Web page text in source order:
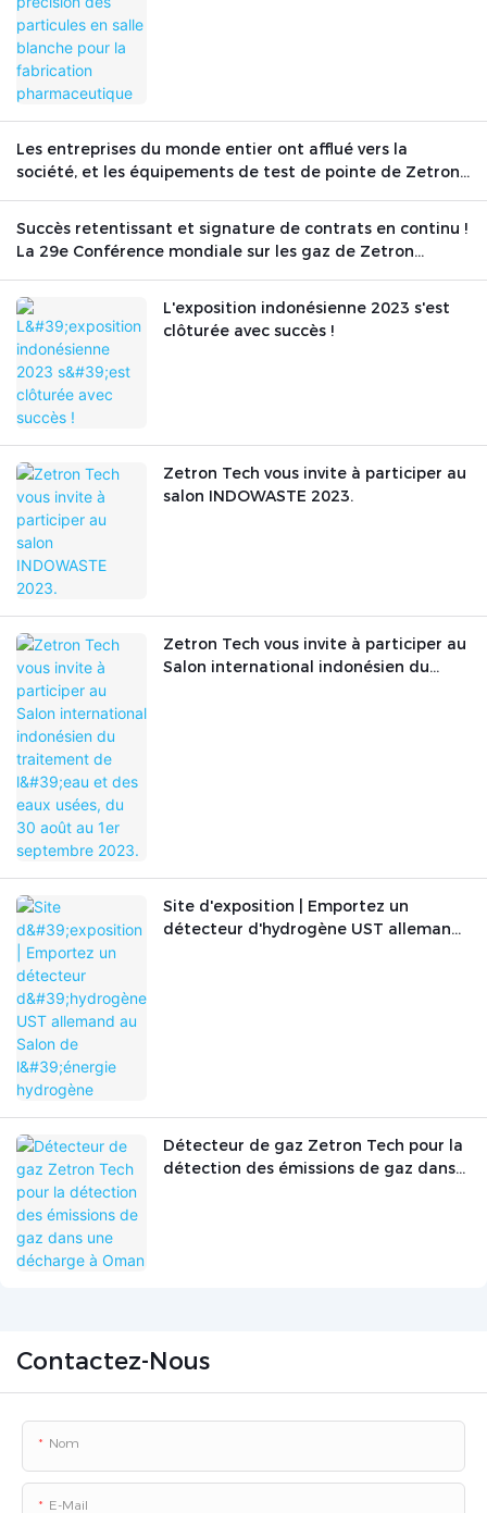
Les entreprises du monde entier ont afflué vers la
société, et les équipements de test de pointe de Zetron
Succès retentissant et signature de contrats en continu !
La 29e Conférence mondiale sur les gaz de Zetron
L'exposition indonésienne 2023 s'est
clôturée avec succès !
Zetron Tech vous invite à participer au
salon INDOWASTE 2023.
Zetron Tech vous invite à participer au
Salon international indonésien du
Site d'exposition | Emportez un
détecteur d'hydrogène UST allemand
Détecteur de gaz Zetron Tech pour la
détection des émissions de gaz dans
Contactez-Nous
Nom
E-Mail